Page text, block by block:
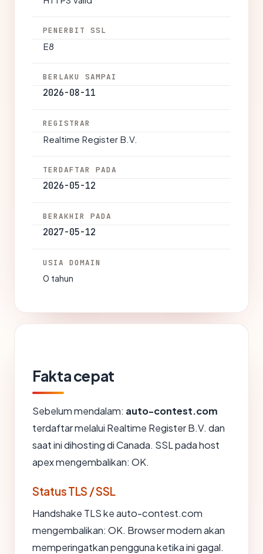
PENERBIT SSL
E8
BERLAKU SAMPAI
2026-08-11
REGISTRAR
Realtime Register B.V.
TERDAFTAR PADA
2026-05-12
BERAKHIR PADA
2027-05-12
USIA DOMAIN
0 tahun
Fakta cepat
Sebelum mendalam: auto-contest.com
terdaftar melalui Realtime Register B.V. dan
saat ini dihosting di Canada. SSL pada host
apex mengembalikan: OK.
Status TLS / SSL
Handshake TLS ke auto-contest.com
mengembalikan: OK. Browser modern akan
memperingatkan pengguna ketika ini gagal.